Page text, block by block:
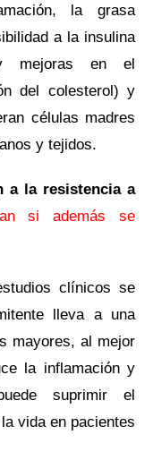
la grasa
a la insulina
mejoras en el
del colesterol) y
células madres
y tejidos.
a la resistencia a
si además se
clínicos se
lleva a una
mayores, al mejor
la inflamación y
suprimir el
vida en pacientes